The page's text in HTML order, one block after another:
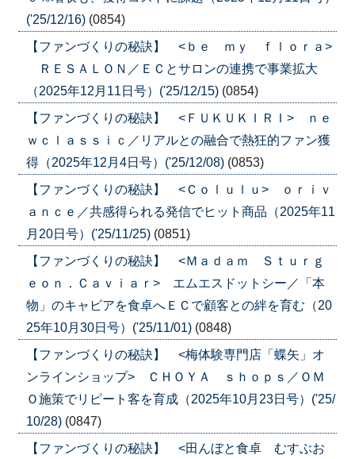
('25/12/16) (0854)
【ファンづくりの秘訣】 <ｂｅ ｍｙ ｆｌｏｒａ>
ＲＥＳＡＬＯＮ／ＥＣとサロンの連携で事業拡大
（2025年12月11日号）('25/12/15) (0854)
【ファンづくりの秘訣】 <ＦＵＫＵＫＩＲＩ> ｎｅ
ｗｃｌａｓｓｉｃ／リアルとの融合で熱狂的ファン獲
得（2025年12月4日号）('25/12/08) (0853)
【ファンづくりの秘訣】 <Ｃｏｌｕｌｕ> ｏｒｉｖ
ａｎｃｅ／共感得られる発信でヒット商品（2025年11
月20日号）('25/11/25) (0851)
【ファンづくりの秘訣】 <Ｍａｄａｍ Ｓｔｕｒｇ
ｅｏｎ．Ｃａｖｉａｒ> エムエスドットシー／「本
物」のキャビアを食卓へＥＣで顧客との絆を育む（20
25年10月30日号）('25/11/01) (0848)
【ファンづくりの秘訣】 <梅体験専門店「蝶矢」オ
ンラインショップ> ＣＨＯＹＡ ｓｈｏｐｓ／ＯＭ
Ｏ施策でリピート客を育成（2025年10月23日号）('25/
10/28) (0847)
【ファンづくりの秘訣】 <田んぼと食卓 むすぶお